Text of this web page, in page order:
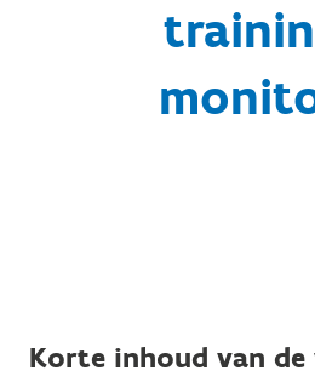
Korte inhoud van